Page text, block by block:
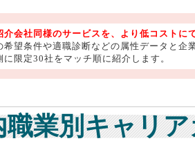
介会社同様のサービスを、より低コストに
希望条件や適職診断などの属性データと企
に限定30社をマッチ順に紹介します。
職業別キャリ